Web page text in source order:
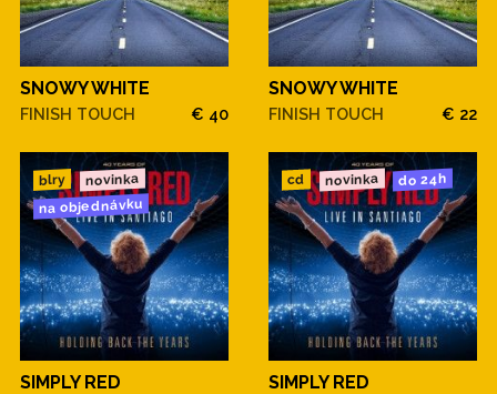
SNOWY WHITE
FINISH TOUCH € 40
SNOWY WHITE
FINISH TOUCH € 22
blry novinka
na objednávku
SIMPLY RED
cd novinka do 24h
SIMPLY RED